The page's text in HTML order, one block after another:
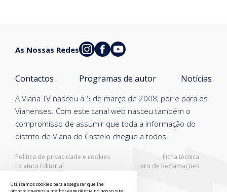
Política de privacidade e cookies
Ficha técnica
Estatuto Editorial
Livro de Reclamações
A Viana TV nasceu a 5 de março de 2008, por e para os
Vianenses. Com este canal web nasceu também o
compromisso de assumir que toda a informação do
distrito de Viana do Castelo chegue a todos.
Contactos Programas de autor Notícias
As Nossas Redes
Utilizamos cookies para assegurar que lhe